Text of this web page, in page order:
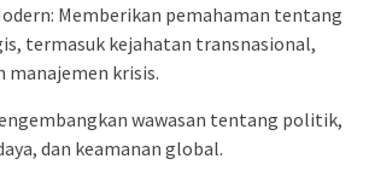
Memberikan pemahaman tentang
termasuk kejahatan transnasional,
manajemen krisis.
wawasan tentang politik,
dan keamanan global.